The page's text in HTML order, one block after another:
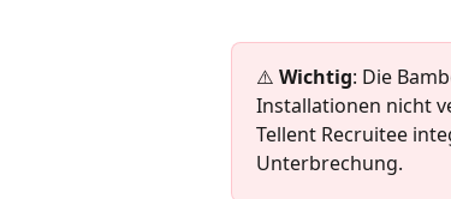
⚠️ Wichtig: Die
Installationen nicht
Tellent Recruitee
Unterbrechung.